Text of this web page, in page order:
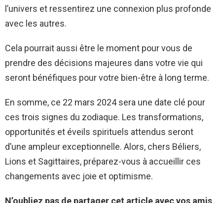
l’univers et ressentirez une connexion plus profonde
avec les autres.
Cela pourrait aussi être le moment pour vous de
prendre des décisions majeures dans votre vie qui
seront bénéfiques pour votre bien-être à long terme.
En somme, ce 22 mars 2024 sera une date clé pour
ces trois signes du zodiaque. Les transformations,
opportunités et éveils spirituels attendus seront
d’une ampleur exceptionnelle. Alors, chers Béliers,
Lions et Sagittaires, préparez-vous à accueillir ces
changements avec joie et optimisme.
N’oubliez pas de partager cet article avec vos amis